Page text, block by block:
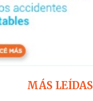
MÁS LEÍDAS